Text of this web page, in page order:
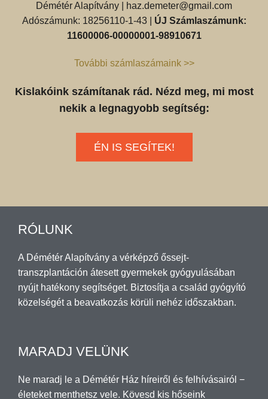
Démétér Alapítvány |
haz.demeter@gmail.com
Adószámunk: 18256110-1-43 | ÚJ Számlaszámunk:
11600006-00000001-98910671
További számlaszámaink >>
Kislakóink számítanak rád. Nézd meg, mi most
nekik a legnagyobb segítség:
ÉN IS SEGÍTEK!
RÓLUNK
A Démétér Alapítvány a vérképző őssejt-
transzplantáción átesett gyermekek gyógyulásában
nyújt hatékony segítséget. Biztosítja a család gyógyító
közelségét a beavatkozás körüli nehéz időszakban.
MARADJ VELÜNK
Ne maradj le a Démétér Ház híreiről és felhívásairól −
életeket menthetsz vele. Kövesd kis hőseink